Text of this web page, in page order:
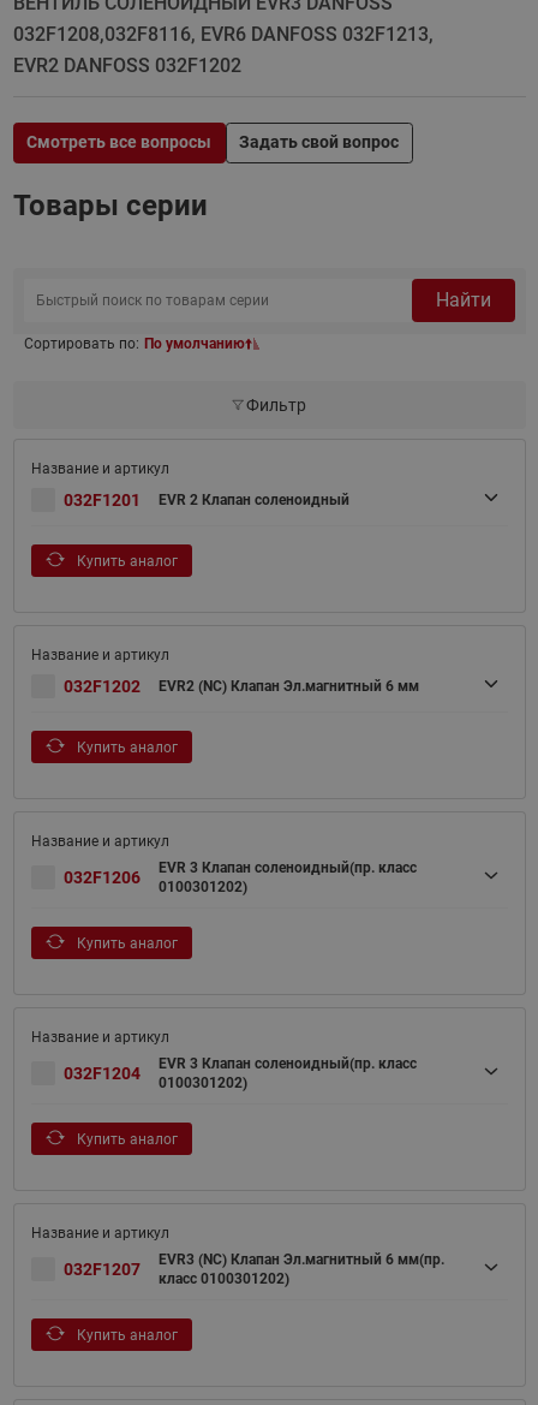
032F1208,032F8116, EVR6 DANFOSS 032F1213,
EVR2 DANFOSS 032F1202
Смотреть все вопросы Задать свой вопрос
Товары серии
Найти
Сортировать по: По умолчанию
Фильтр
032F1201 EVR 2 Клапан соленоидный
Купить аналог
032F1202 EVR2 (NC) Клапан Эл.магнитный 6 мм
Купить аналог
032F1206
EVR 3 Клапан соленоидный(пр. класс
0100301202)
Купить аналог
032F1204
EVR 3 Клапан соленоидный(пр. класс
0100301202)
Купить аналог
032F1207
EVR3 (NC) Клапан Эл.магнитный 6 мм(пр.
класс 0100301202)
Купить аналог